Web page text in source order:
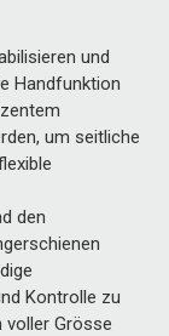
und
Handfunktion
um seitliche
den
Kontrolle zu
voller Grösse